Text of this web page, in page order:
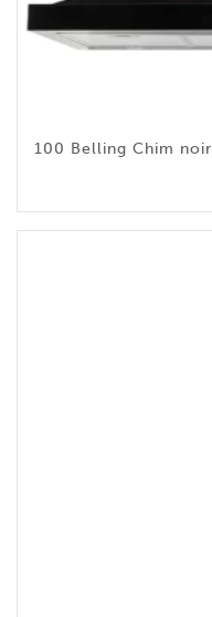
100 Belling Chim noir